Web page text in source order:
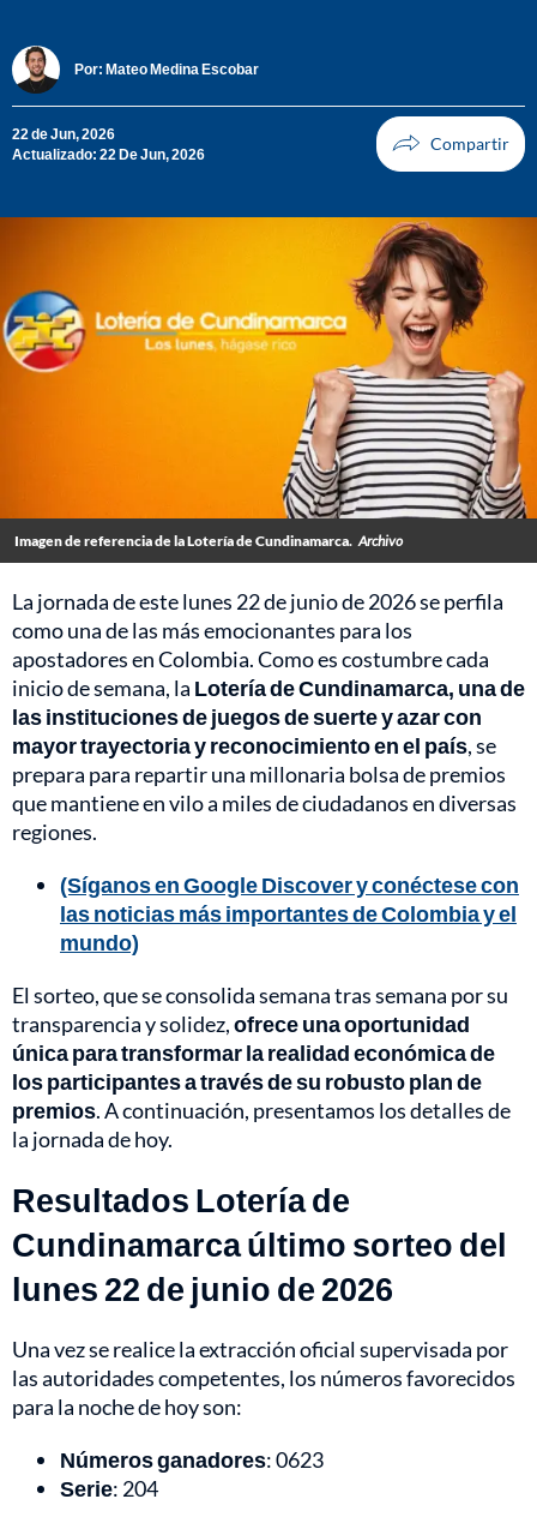
Por: Mateo Medina Escobar
22 de Jun, 2026
Actualizado: 22 De Jun, 2026
Imagen de referencia de la Lotería de Cundinamarca. Archivo
La jornada de este lunes 22 de junio de 2026 se perfila
como una de las más emocionantes para los
apostadores en Colombia. Como es costumbre cada
inicio de semana, la Lotería de Cundinamarca, una de
las instituciones de juegos de suerte y azar con
mayor trayectoria y reconocimiento en el país, se
prepara para repartir una millonaria bolsa de premios
que mantiene en vilo a miles de ciudadanos en diversas
regiones.
(Síganos en Google Discover y conéctese con
las noticias más importantes de Colombia y el
mundo)
El sorteo, que se consolida semana tras semana por su
transparencia y solidez,ofrece una oportunidad
única para transformar la realidad económica de
los participantes a través de su robusto plan de
premios. A continuación, presentamos los detalles de
la jornada de hoy.
Resultados Lotería de
Cundinamarca último sorteo del
lunes 22 de junio de 2026
Una vez se realice la extracción oficial supervisada por
las autoridades competentes, los números favorecidos
para la noche de hoy son:
Números ganadores: 0623
Serie: 204